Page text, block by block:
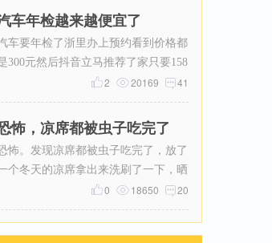
车年检越来越便宜了
车要年检了浙里办上预约看到价格都
300元然后抖音立马推荐了家只要158
元付好钱再扣掉优惠券只花了155元 41
20169
2
怖，凉席都被虫子吃完了
怖。发现凉席都被虫子吃完了，放了
个冬天的凉席拿出来洗刷了一下，晒
了一整天，结果睡了一个星期长了一20
18650
0